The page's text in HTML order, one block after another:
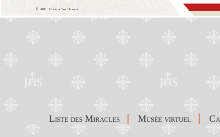
Liste des Miracles Musée virtuel